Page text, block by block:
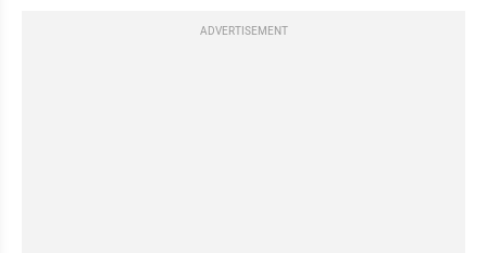
ADVERTISEMENT